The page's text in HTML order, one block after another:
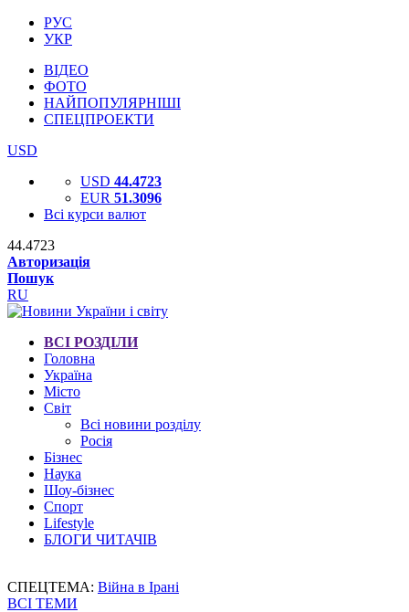
РУС
УКР
ВІДЕО
ФОТО
НАЙПОПУЛЯРНІШІ
СПЕЦПРОЕКТИ
USD
USD 44.4723
EUR 51.3096
Всі курси валют
44.4723
Авторизація
Пошук
RU
ВСІ РОЗДІЛИ
Головна
Україна
Місто
Світ
Всі новини розділу
Росія
Бізнес
Наука
Шоу-бізнес
Спорт
Lifestyle
БЛОГИ ЧИТАЧІВ
СПЕЦТЕМА: Війна в Ірані
ВСІ ТЕМИ